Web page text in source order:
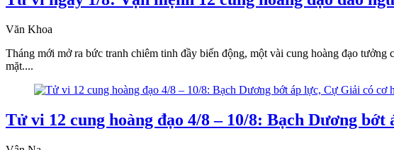
Văn Khoa
Tháng mới mở ra bức tranh chiêm tinh đầy biến động, một vài cung hoàng đạo
mặt....
Tử vi 12 cung hoàng đạo 4/8 – 10/8: Bạch Dương